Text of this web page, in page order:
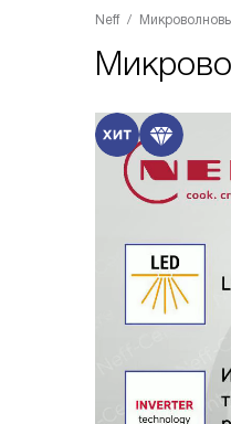
Neff